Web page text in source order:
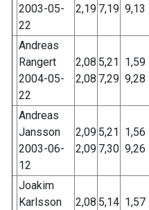
2003-05-
22
2,19 7,19 9,13
Andreas
Rangert
2004-05-
22
2,08
2,08
5,21
7,29
1,59
9,28
Andreas
Jansson
2003-06-
12
2,09
2,09
5,21
7,30
1,56
9,26
Joakim
Karlsson
2,08 5,14 1,57